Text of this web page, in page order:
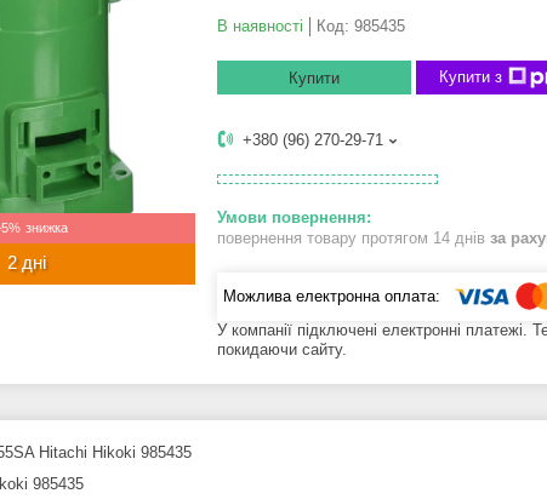
2 дні
В наявності Код: 985435
Купити Купити з
+380 (96) 270-29-71
повернення товару протягом 14 днів за
У компанії підключені електронні
покидаючи сайту.
Hitachi Hikoki 985435
985435